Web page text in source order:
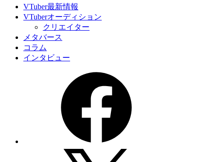
VTuber最新情報
VTuberオーディション
クリエイター
メタバース
コラム
インタビュー